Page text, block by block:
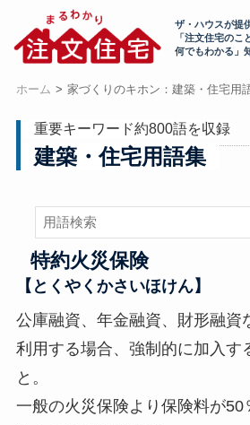
ザ・ハウスが提
「注文住宅のこ
何でもわかる」
ホーム 家づくりのキホン：建築・住宅用
重要キーワード約800語を収録
建築・住宅用語集
特約火災保険
【とくやくかさいほけん】
公庫融資、年金融資、財形融資
利用する場合、強制的に加入す
と。
一般の火災保険より保険料が50